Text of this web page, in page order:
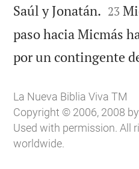
Saúl y Jonatán. 

23
paso hacia Micmás
por un contingente
La Nueva Biblia Viva TM
Copyright © 2006, 2008
Used with permission. All
worldwide.